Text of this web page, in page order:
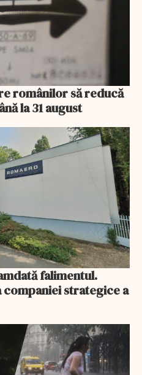
românilor să reducă
la 31 august
falimentul.
strategice a